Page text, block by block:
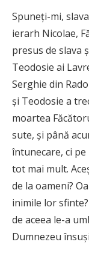
Spuneţi-mi,
ierarh Nicolae,
presus de slava
Teodosie ai
Serghie din
şi Teodosie a
moartea
sute, şi până
întunecare, ci
tot mai mult.
de la oameni?
inimile lor
de aceea le-a
Dumnezeu